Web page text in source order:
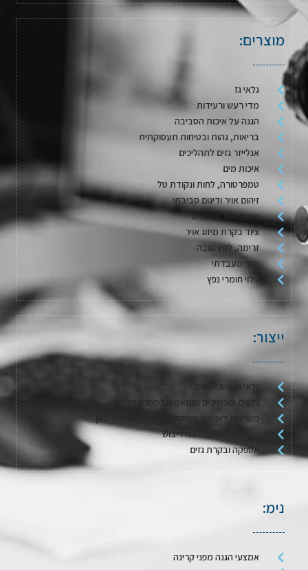
מוצרים:
גלאי גז
מדי רעש ורעידות
הגנה על איכות הסביבה
בריאות, גהות ובטיחות תעסוקתית
אנלייזר גזים לתהליכים
איכות מים
טמפרטורה, לחות ונקודת טל
זיהום אויר ודיגום סביבתי
איכות אויר במבנים
ציוד בקרת מיזוג אויר
זרימה, לחץ וגובה
ציוד מעבדתי
גילוי חומרי נפץ
ייצור:
גלאי גז סטנדרטים
גלאים ומכשירים מותאמים למפרט הלקוח
מערכות לאווירה מבוקרת / דגימת אריזות מזון
מערכות לשטיפה בגז וייבוש
אספקה ובקרת גזים
נימ:
אמצעי הגנה מפני קרינה